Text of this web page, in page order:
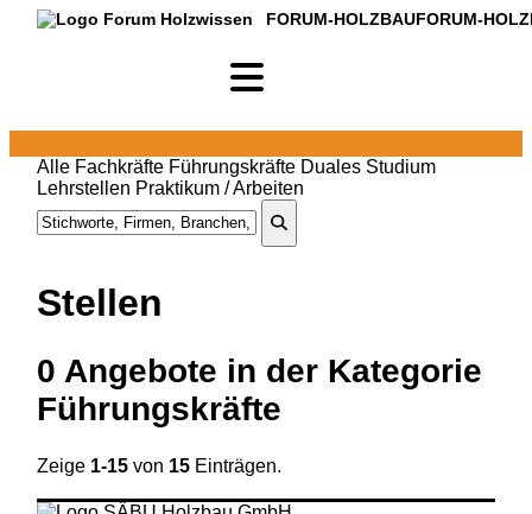
FORUM-HOLZBAUFORUM-
Alle Fachkräfte Führungskräfte Duales Studium
Lehrstellen Praktikum / Arbeiten
Stellen
0 Angebote in der Kategorie
Führungskräfte
Zeige 1-15 von 15 Einträgen.